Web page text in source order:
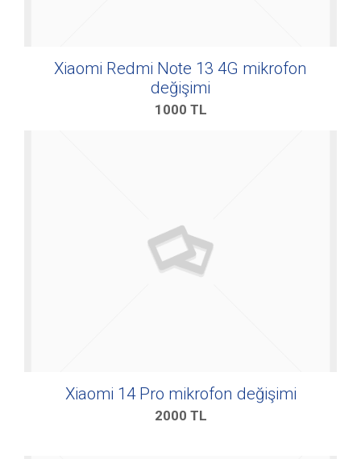
Xiaomi Redmi Note 13 4G mikrofon
değişimi
1000 TL
Xiaomi 14 Pro mikrofon değişimi
2000 TL